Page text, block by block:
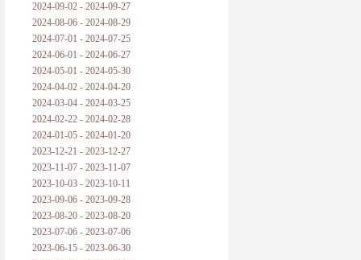
2024-09-02 - 2024-09-27
2024-08-06 - 2024-08-29
2024-07-01 - 2024-07-25
2024-06-01 - 2024-06-27
2024-05-01 - 2024-05-30
2024-04-02 - 2024-04-20
2024-03-04 - 2024-03-25
2024-02-22 - 2024-02-28
2024-01-05 - 2024-01-20
2023-12-21 - 2023-12-27
2023-11-07 - 2023-11-07
2023-10-03 - 2023-10-11
2023-09-06 - 2023-09-28
2023-08-20 - 2023-08-20
2023-07-06 - 2023-07-06
2023-06-15 - 2023-06-30